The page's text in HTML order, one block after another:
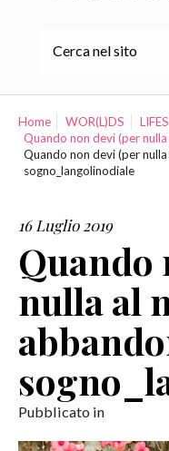
Home WOR(L)DS
Quando non devi (per
Quando non devi (per
sogno_langolinodiale
16 Luglio 2019
Quando
nulla al
Pubblicato in